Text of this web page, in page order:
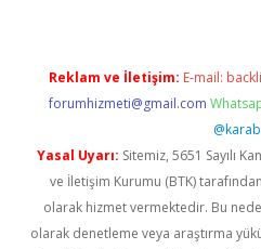
Reklam ve İletişim: E-mail:
forumhizmeti@gmail.com
Yasal Uyarı: Sitemiz, 5651 Sayılı
ve İletişim Kurumu (BTK)
olarak hizmet vermektedir. Bu
olarak denetleme veya araştırma